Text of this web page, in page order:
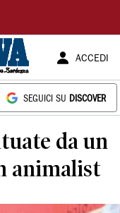
ACCEDI
SEGUICI SU DISCOVER
da un
animalist